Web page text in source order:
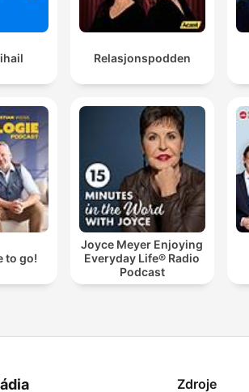
Relasjonspodden
to go!
Joyce Meyer Enjoying
Everyday Life® Radio
Podcast
Zdroje